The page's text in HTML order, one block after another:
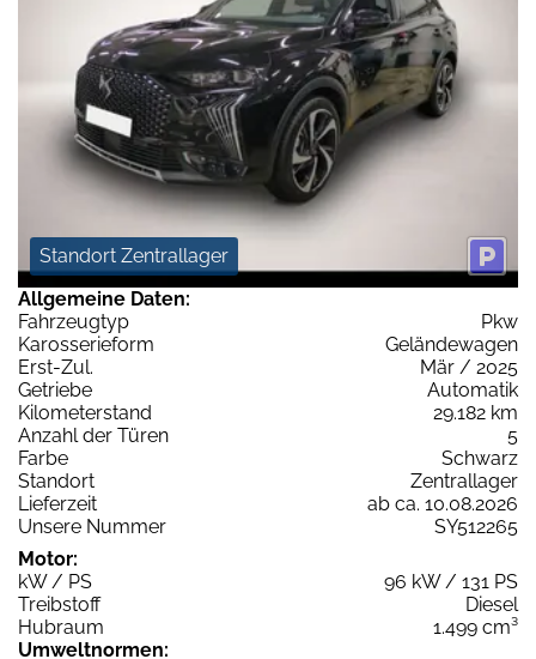
Standort Zentrallager
Allgemeine Daten:
Fahrzeugtyp
Pkw
Karosserieform
Geländewagen
Erst-Zul.
Mär / 2025
Getriebe
Automatik
Kilometerstand
29.182 km
Anzahl der Türen
5
Farbe
Schwarz
Standort
Zentrallager
Lieferzeit
ab ca. 10.08.2026
Unsere Nummer
SY512265
Motor:
kW / PS
96 kW / 131 PS
Treibstoff
Diesel
Hubraum
1.499 cm³
Umweltnormen: